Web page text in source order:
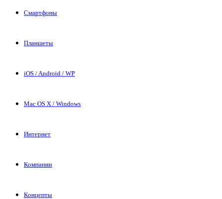
Смартфоны
Планшеты
iOS / Android / WP
Mac OS X / Windows
Интернет
Компании
Концепты